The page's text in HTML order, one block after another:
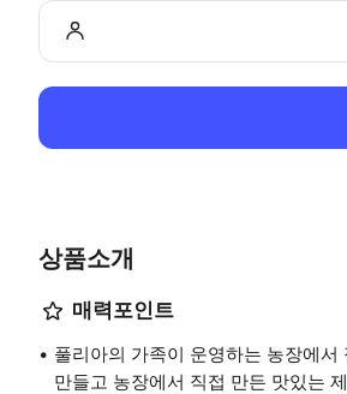
상품소개
매력포인트
풀리아의 가족이 운영하는 농장에
만들고 농장에서 직접 만든 맛있는